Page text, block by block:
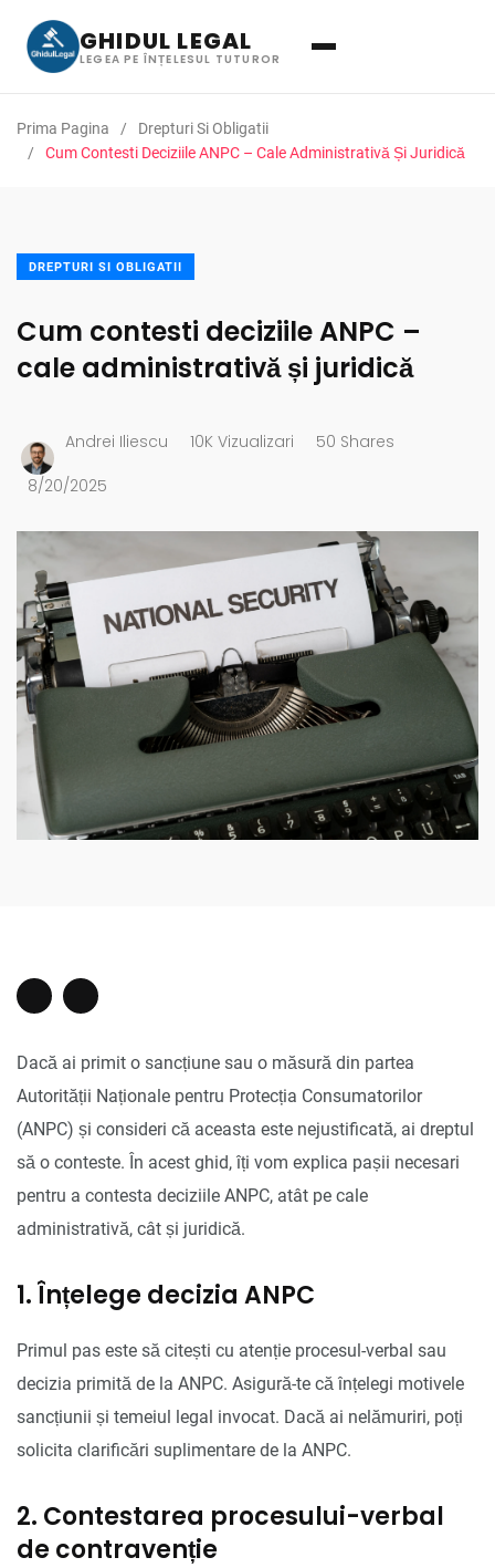
GHIDUL LEGAL
LEGEA PE ÎNȚELESUL TUTUROR
Prima Pagina
Drepturi Si Obligatii
Cum Contesti Deciziile ANPC – Cale Administrativă Și Juridică
DREPTURI SI OBLIGATII
Cum contesti deciziile ANPC –
cale administrativă și juridică
Andrei Iliescu 10K Vizualizari 50 Shares
8/20/2025
Dacă ai primit o sancțiune sau o măsură din partea
Autorității Naționale pentru Protecția Consumatorilor
(ANPC) și consideri că aceasta este nejustificată, ai dreptul
să o conteste. În acest ghid, îți vom explica pașii necesari
pentru a contesta deciziile ANPC, atât pe cale
administrativă, cât și juridică.
1. Înțelege decizia ANPC
Primul pas este să citești cu atenție procesul-verbal sau
decizia primită de la ANPC. Asigură-te că înțelegi motivele
sancțiunii și temeiul legal invocat. Dacă ai nelămuriri, poți
solicita clarificări suplimentare de la ANPC.
2. Contestarea procesului-verbal
de contravenție